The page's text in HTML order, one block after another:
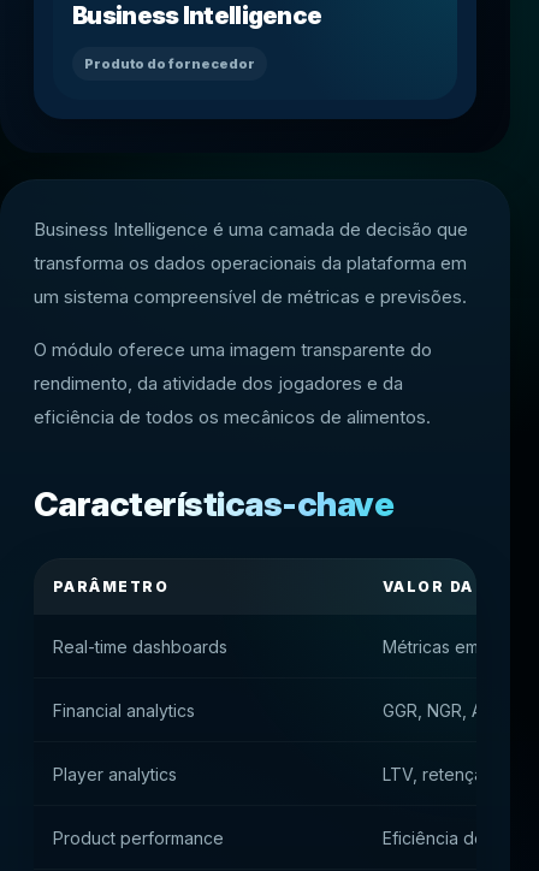
Business Intelligence
Produto do fornecedor
Business Intelligence é uma camada de decisão que
transforma os dados operacionais da plataforma em
um sistema compreensível de métricas e previsões.
O módulo oferece uma imagem transparente do
rendimento, da atividade dos jogadores e da
eficiência de todos os mecânicos de alimentos.
Características-chave
PARÂMETRO VALOR DA
Real-time dashboards Métricas em tempo
Financial analytics GGR, NGR, ARPU
Player analytics LTV, retenção e
Product performance Eficiência de